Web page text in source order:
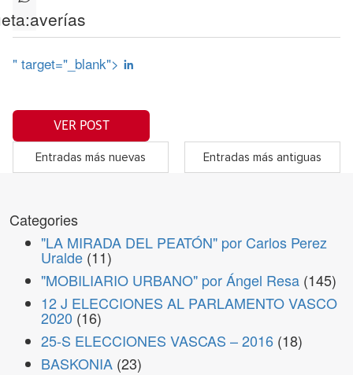
averías
" target="_blank">
VER POST
Entradas más nuevas Entradas más antiguas
Categories
"LA MIRADA DEL PEATÓN" por Carlos Perez
Uralde (11)
"MOBILIARIO URBANO" por Ángel Resa (145)
12 J ELECCIONES AL PARLAMENTO VASCO
2020 (16)
25-S ELECCIONES VASCAS – 2016 (18)
BASKONIA (23)